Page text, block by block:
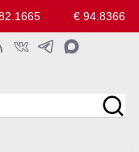
€ 94.8366